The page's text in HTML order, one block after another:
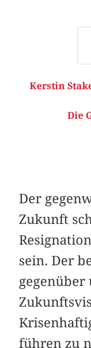
Kerstin
Die
Der
Zukunft
sein. Der
gegenüber
führen zu